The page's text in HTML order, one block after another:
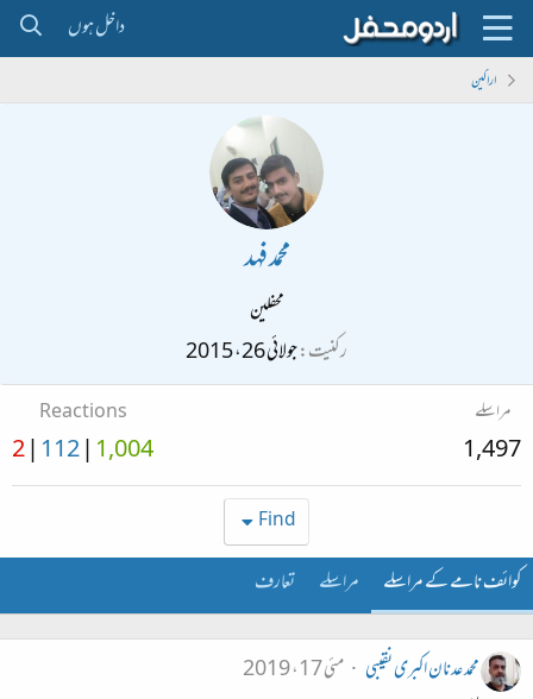
داخل ہوں
اراکین
محمد فہد
محفلین
رکنیت جولائی 26، 2015
مراسلے
1,497
Reactions
1,004
112
2
Find
کوائف نامے کے مراسلے مراسلے تعارف
محمد عدنان اکبری نقیبی
مئی 17، 2019